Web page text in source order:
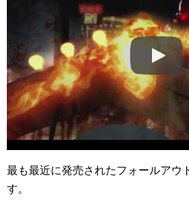
最も最近に発売されたフォールアウ
す。